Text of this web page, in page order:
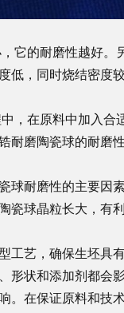
它的耐磨性越好
低，同时烧结密度较
，在原料中加入
耐磨陶瓷球的耐磨性
球耐磨性的主要因
瓷球晶粒长大，有
工艺，确保生坯具
形状和添加剂都会
。在保证原料和技